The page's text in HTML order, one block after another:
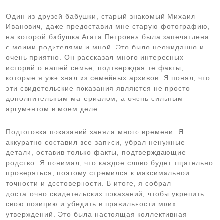
Один из друзей бабушки, старый знакомый Михаил
Иванович, даже предоставил мне старую фотографию,
на которой бабушка Агата Петровна была запечатлена
с моими родителями и мной. Это было неожиданно и
очень приятно. Он рассказал много интересных
историй о нашей семье, подтверждая те факты,
которые я уже знал из семейных архивов. Я понял, что
эти свидетельские показания являются не просто
дополнительным материалом, а очень сильным
аргументом в моем деле.
Подготовка показаний заняла много времени. Я
аккуратно составил все записи, убрал ненужные
детали, оставив только факты, подтверждающие
родство. Я понимал, что каждое слово будет тщательно
проверяться, поэтому стремился к максимальной
точности и достоверности. В итоге, я собрал
достаточно свидетельских показаний, чтобы укрепить
свою позицию и убедить в правильности моих
утверждений. Это была настоящая коллективная